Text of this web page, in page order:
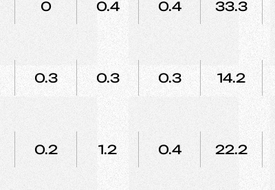
0 0.4 0.4 33.3
0.3 0.3 0.3 14.2
0.2 1.2 0.4 22.2